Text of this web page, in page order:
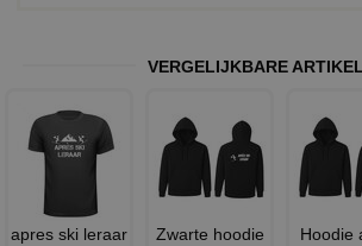
VERGELIJKBARE
apres ski leraar
Zwarte hoodie
Hoodie